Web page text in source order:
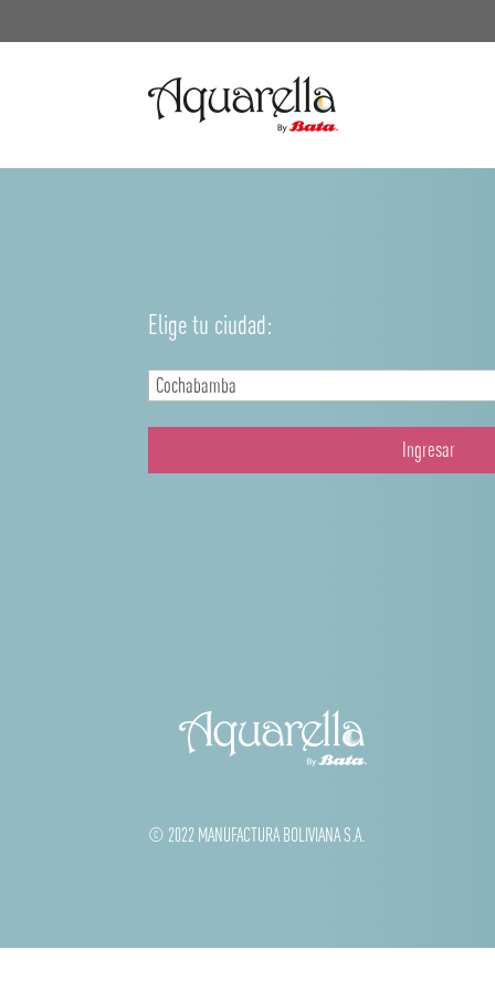
Elige tu ciudad:
Ingresar
© 2022 MANUFACTURA BOLIVIANA S.A.